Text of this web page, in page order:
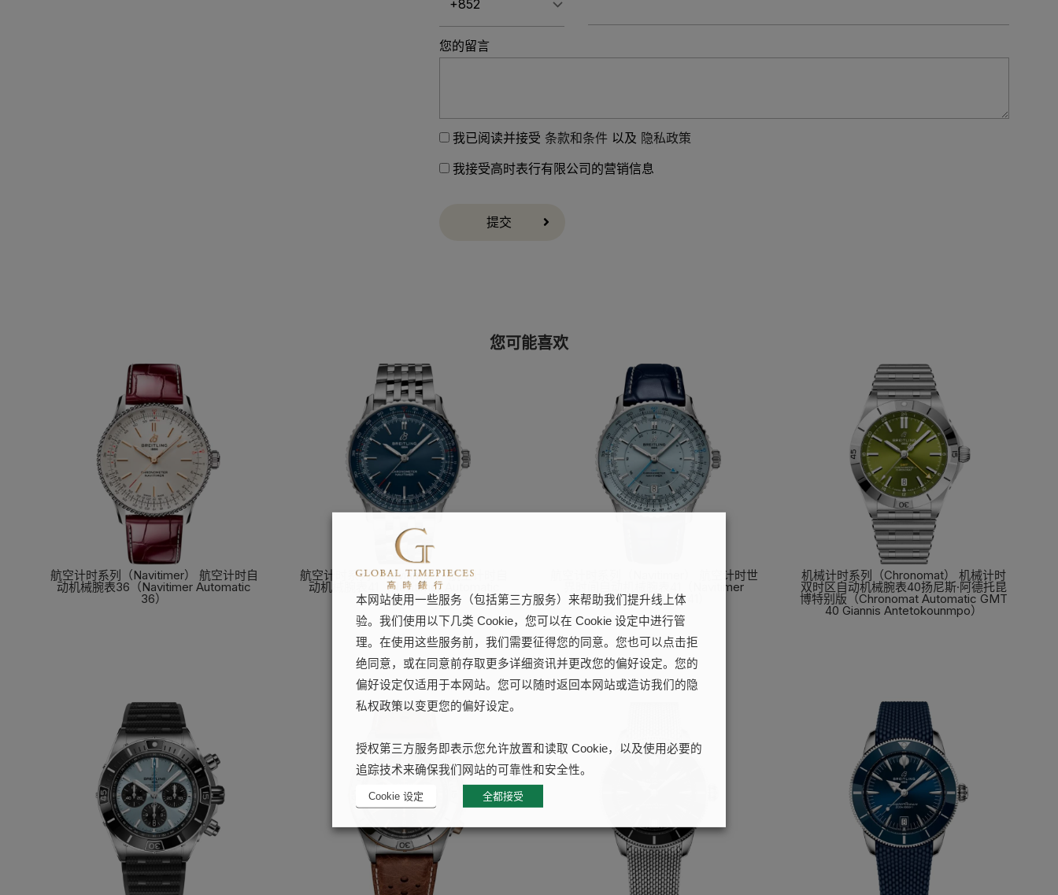
您的留言
我已阅读并接受 条款和条件 以及 隐私政策
我接受高时表行有限公司的营销信息
提交
您可能喜欢
航空计时系列（Navitimer） 航空计时自
动机械腕表36（Navitimer Automatic
36）
航空计时系列（Navitimer） 航空计时自
动机械腕表41（Navitimer Automatic
41）
了解更多
航空计时系列（Navitimer） 航空计时世
界时间自动机械腕表41（Navitimer
Automatic GMT 41）
了解更多
机械计时系列（Chronomat） 机械计时
双时区自动机械腕表40扬尼斯·阿德托昆
博特别版（Chronomat Automatic GMT
40 Giannis Antetokounmpo）
本网站使用一些服务（包括第三方服务）来帮助我们提升线上体
验。我们使用以下几类 Cookie，您可以在 Cookie 设定中进行管
理。在使用这些服务前，我们需要征得您的同意。您也可以点击拒
绝同意，或在同意前存取更多详细资讯并更改您的偏好设定。您的
偏好设定仅适用于本网站。您可以随时返回本网站或造访我们的隐
私权政策以变更您的偏好设定。
授权第三方服务即表示您允许放置和读取 Cookie，以及使用必要的
追踪技术来确保我们网站的可靠性和安全性。
Cookie 设定 全都接受